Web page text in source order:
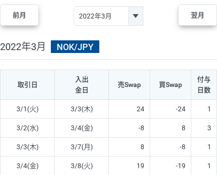
前月 翌月
2022年3月 NOK/JPY
取引日
入出
金日
売Swap 買Swap
付与
日数
3/1(火) 3/3(木) 24 -24 1
3/2(水) 3/4(金) -8 8 3
3/3(木) 3/7(月) 8 -8 1
3/4(金) 3/8(火) 19 -19 1